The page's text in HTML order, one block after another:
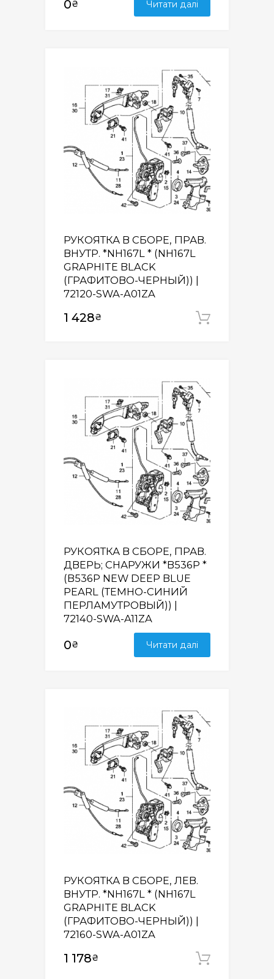
0₴ Читати далі
РУКОЯТКА В СБОРЕ, ПРАВ.
ВНУТР. *NH167L * (NH167L
GRAPHITE BLACK
(ГРАФИТОВО-ЧЕРНЫЙ)) |
72120-SWA-A01ZA
1 428₴
РУКОЯТКА В СБОРЕ, ПРАВ.
ДВЕРЬ; СНАРУЖИ *B536P *
(B536P NEW DEEP BLUE
PEARL (ТЕМНО-СИНИЙ
ПЕРЛАМУТРОВЫЙ)) |
72140-SWA-A11ZA
0₴ Читати далі
РУКОЯТКА В СБОРЕ, ЛЕВ.
ВНУТР. *NH167L * (NH167L
GRAPHITE BLACK
(ГРАФИТОВО-ЧЕРНЫЙ)) |
72160-SWA-A01ZA
1 178₴